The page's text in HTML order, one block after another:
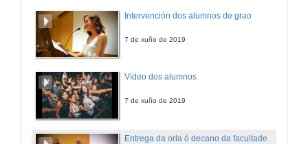
Intervención dos alumnos de grao
7 de xuño de 2019
Vídeo dos alumnos
7 de xuño de 2019
Entrega da orla ó decano da facultade